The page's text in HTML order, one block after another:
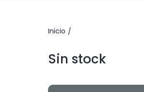
Inicio /
Sin stock